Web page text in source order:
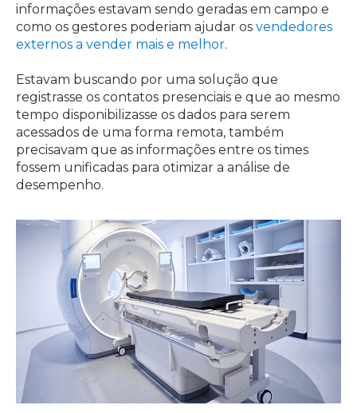
informações estavam sendo geradas em campo e
como os gestores poderiam ajudar os vendedores
externos a vender mais e melhor.
Estavam buscando por uma solução que
registrasse os contatos presenciais e que ao mesmo
tempo disponibilizasse os dados para serem
acessados de uma forma remota, também
precisavam que as informações entre os times
fossem unificadas para otimizar a análise de
desempenho.